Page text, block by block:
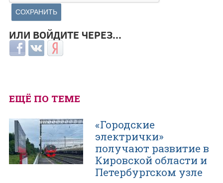
ИЛИ ВОЙДИТЕ ЧЕРЕЗ...
Login with Facebook
Login with ВКонтакте
Login with Яндекс
ЕЩЁ ПО ТЕМЕ
«Городские
электрички»
получают развитие в
Кировской области и
Петербургском узле